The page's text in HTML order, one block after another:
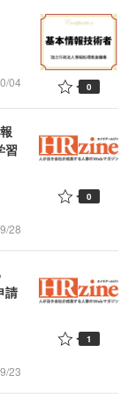
04 0
習
28
0
請
23
1